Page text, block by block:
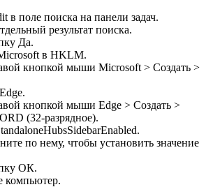
в поле поиска на панели задач.
результат поиска.
Да.
в HKLM.
кнопкой мыши Microsoft > Создать >
кнопкой мыши Edge > Создать >
(32-разрядное).
по нему, чтобы установить значение
ОК.
компьютер.